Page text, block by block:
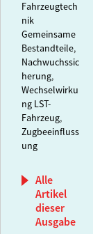
Fahrzeugtech
nik
Gemeinsame
Bestandteile,
Nachwuchssic
herung,
Wechselwirku
ng LST-
Fahrzeug,
Zugbeeinfluss
ung
Alle
Artikel
dieser
Ausgabe